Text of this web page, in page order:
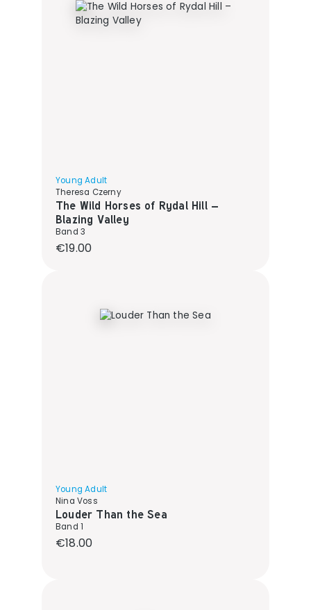
Young Adult
Theresa Czerny
The Wild Horses of Rydal Hill –
Blazing Valley
Band 3
Regular price:
€19.00
Young Adult
Nina Voss
Louder Than the Sea
Band 1
Regular price:
€18.00